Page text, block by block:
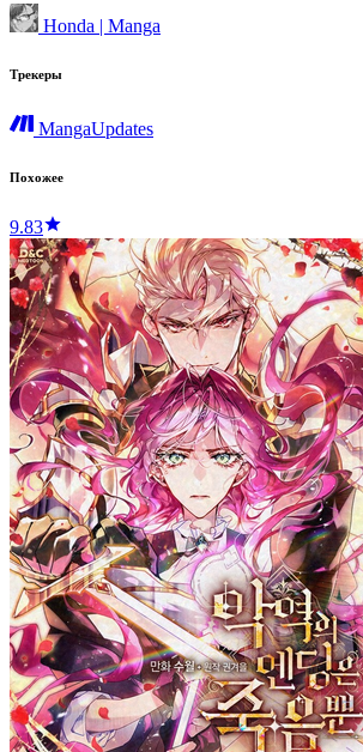
Honda | Manga
Трекеры
MangaUpdates
Похожее
9.83